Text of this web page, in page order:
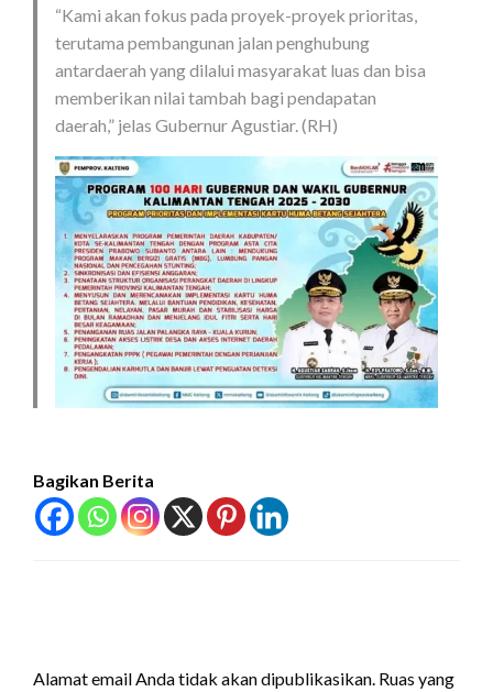
“Kami akan fokus pada proyek-proyek prioritas,
terutama pembangunan jalan penghubung
antardaerah yang dilalui masyarakat luas dan bisa
memberikan nilai tambah bagi pendapatan
daerah,” jelas Gubernur Agustiar. (RH)
Bagikan Berita
Alamat email Anda tidak akan dipublikasikan. Ruas yang